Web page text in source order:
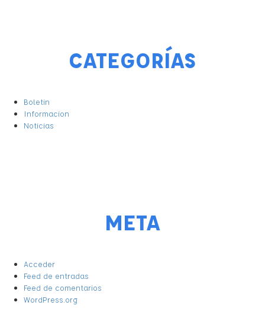
CATEGORÍAS
Boletin
Informacion
Noticias
META
Acceder
Feed de entradas
Feed de comentarios
WordPress.org